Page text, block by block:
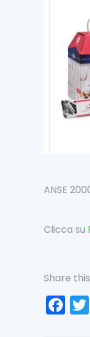
ANSE
Clicca su
Share